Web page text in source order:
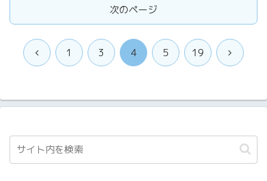
次のページ
前
1 3 4 5 19
次